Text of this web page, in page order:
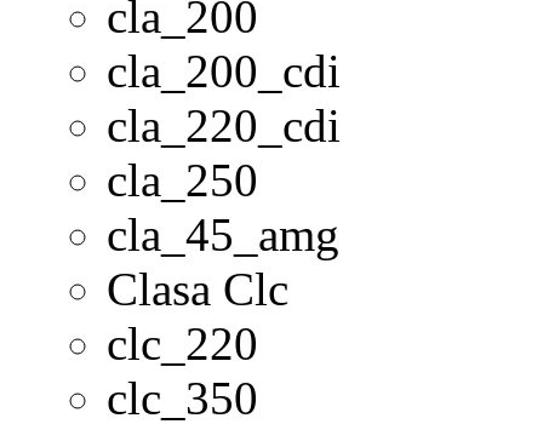
cla_200
cla_200_cdi
cla_220_cdi
cla_250
cla_45_amg
Clasa Clc
clc_220
clc_350